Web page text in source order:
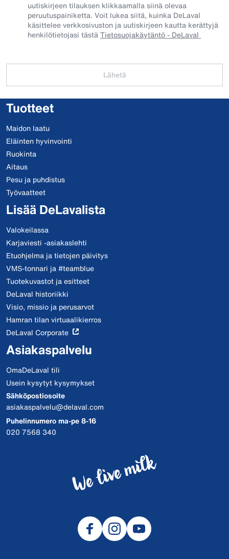
uutiskirjeen tilauksen klikkaamalla siinä olevaa
peruutuspainiketta. Voit lukea siitä, kuinka DeLaval
käsittelee verkkosivuston ja uutiskirjeen kautta kerättyjä
henkilötietojasi tästäTietosuojakäytäntö - DeLaval
Lähetä
Tuotteet
Maidon laatu
Eläinten hyvinvointi
Ruokinta
Aitaus
Pesu ja puhdistus
Työvaatteet
Lisää DeLavalista
Valokeilassa
Karjaviesti -asiakaslehti
Etuohjelma ja tietojen päivitys
VMS-tonnari ja #teamblue
Tuotekuvastot ja esitteet
DeLaval historiikki
Visio, missio ja perusarvot
Hamran tilan virtuaalikierros
DeLaval Corporate
Asiakaspalvelu
OmaDeLaval tili
Usein kysytyt kysymykset
Sähköpostiosoite
asiakaspalvelu@delaval.com
Puhelinnumero ma-pe 8-16
020 7568 340